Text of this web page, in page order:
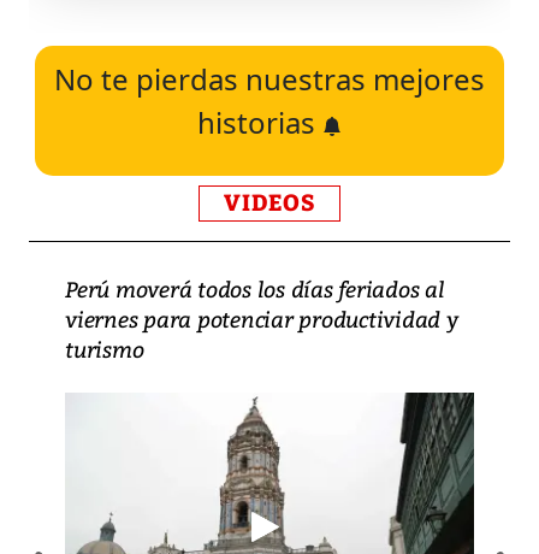
No te pierdas nuestras mejores
historias
VIDEOS
Perú moverá todos los días feriados al
viernes para potenciar productividad y
turismo